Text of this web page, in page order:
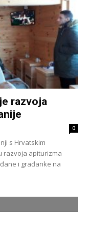
razvoja
0
s Hrvatskim
razvoja apiturizma
i građanke na